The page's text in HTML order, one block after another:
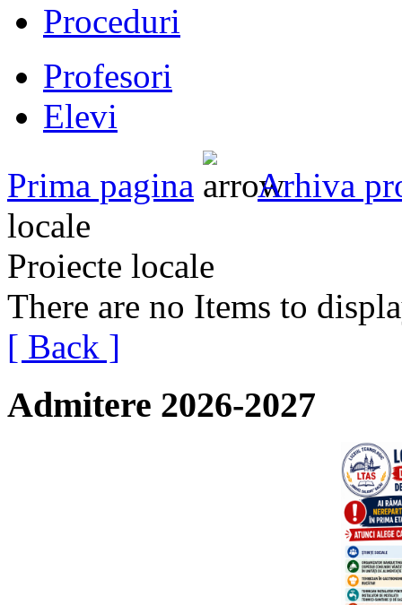
Proceduri
Profesori
Elevi
Prima pagina
Arhiva
locale
Proiecte locale
There are no Items to
[ Back ]
Admitere 2026-2027